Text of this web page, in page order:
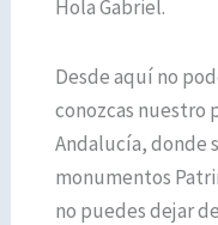
Hola Gabriel.
Desde aquí no
conozcas nuestro
Andalucía, donde
monumentos
no puedes dejar